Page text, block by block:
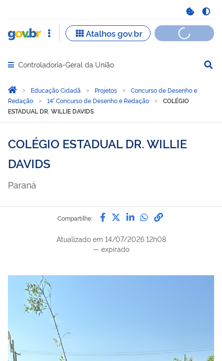
Abrir menu principal de navegação
Controladoria-Geral da União
Você está aqui:
Página Inicial
Educação Cidadã Projetos
Concurso de Desenho e
Redação
14° Concurso de Desenho e Redação
COLÉGIO
ESTADUAL DR. WILLIE DAVIDS
COLÉGIO ESTADUAL DR. WILLIE
DAVIDS
Paraná
Compartilhe: Compartilhe por Facebook
Compartilhe por Twitter
Compartilhe por
Compartilhe
link para
Atualizado em 14/07/2026 12h08
— expirado